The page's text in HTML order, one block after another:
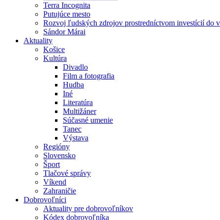
Terra Incognita
Putujúce mesto
Rozvoj ľudských zdrojov prostredníctvom investícií do
Sándor Márai
Aktuality
Košice
Kultúra
Divadlo
Film a fotografia
Hudba
Iné
Literatúra
Multižáner
Súčasné umenie
Tanec
Výstava
Regióny
Slovensko
Šport
Tlačové správy
Víkend
Zahraničie
Dobrovoľníci
Aktuality pre dobrovoľníkov
Kódex dobrovoľníka